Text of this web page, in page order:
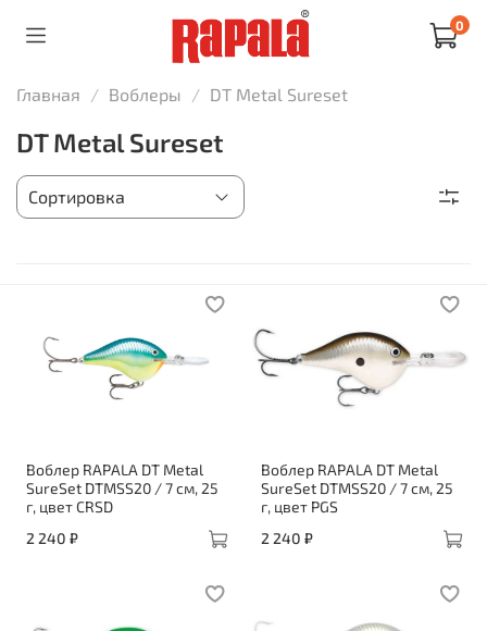
0
Главная Воблеры DT Metal Sureset
DT Metal Sureset
Воблер RAPALA DT Metal
SureSet DTMSS20 / 7 см, 25
г, цвет CRSD
2 240 ₽
Воблер RAPALA DT Metal
SureSet DTMSS20 / 7 см, 25
г, цвет PGS
2 240 ₽